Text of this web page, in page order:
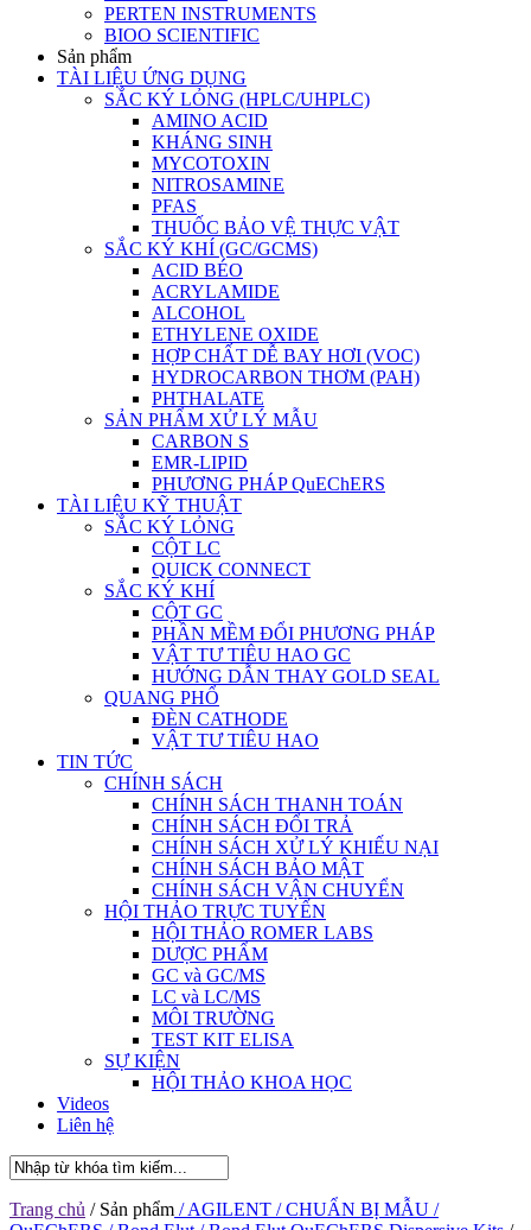
PERTEN INSTRUMENTS
BIOO SCIENTIFIC
Sản phẩm
TÀI LIỆU ỨNG DỤNG
SẮC KÝ LỎNG (HPLC/UHPLC)
AMINO ACID
KHÁNG SINH
MYCOTOXIN
NITROSAMINE
PFAS
THUỐC BẢO VỆ THỰC VẬT
SẮC KÝ KHÍ (GC/GCMS)
ACID BÉO
ACRYLAMIDE
ALCOHOL
ETHYLENE OXIDE
HỢP CHẤT DỄ BAY HƠI (VOC)
HYDROCARBON THƠM (PAH)
PHTHALATE
SẢN PHẨM XỬ LÝ MẪU
CARBON S
EMR-LIPID
PHƯƠNG PHÁP QuEChERS
TÀI LIỆU KỸ THUẬT
SẮC KÝ LỎNG
CỘT LC
QUICK CONNECT
SẮC KÝ KHÍ
CỘT GC
PHẦN MỀM ĐỔI PHƯƠNG PHÁP
VẬT TƯ TIÊU HAO GC
HƯỚNG DẪN THAY GOLD SEAL
QUANG PHỔ
ĐÈN CATHODE
VẬT TƯ TIÊU HAO
TIN TỨC
CHÍNH SÁCH
CHÍNH SÁCH THANH TOÁN
CHÍNH SÁCH ĐỔI TRẢ
CHÍNH SÁCH XỬ LÝ KHIẾU NẠI
CHÍNH SÁCH BẢO MẬT
CHÍNH SÁCH VẬN CHUYỂN
HỘI THẢO TRỰC TUYẾN
HỘI THẢO ROMER LABS
DƯỢC PHẨM
GC và GC/MS
LC và LC/MS
MÔI TRƯỜNG
TEST KIT ELISA
SỰ KIỆN
HỘI THẢO KHOA HỌC
Videos
Liên hệ
Trang chủ / Sản phẩm / AGILENT / CHUẨN BỊ MẪU /